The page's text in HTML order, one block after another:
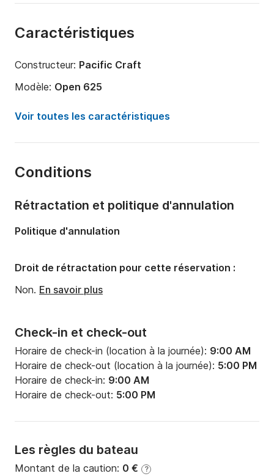
Caractéristiques
Constructeur: Pacific Craft
Modèle: Open 625
Puissance moteur:
150cv
Capacité à bord:
Voir toutes les caractéristiques
Conditions
Check-in et check-out
Horaire de check-in (location à la journée): 9:00 AM
Horaire de check-out (location à la journée): 5:00 PM
Horaire de check-in: 9:00 AM
Horaire de check-out: 5:00 PM
Les règles du bateau
Montant de la caution: 0 € ?
Rétractation et politique d'annulation
Politique d'annulation
Droit de rétractation pour cette réservation :
Non. En savoir plus